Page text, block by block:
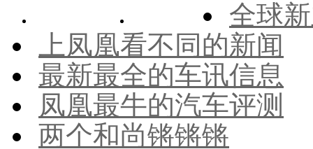
全球
上凤凰看不同的新闻
最新最全的车讯信息
凤凰最牛的汽车评测
两个和尚锵锵锵